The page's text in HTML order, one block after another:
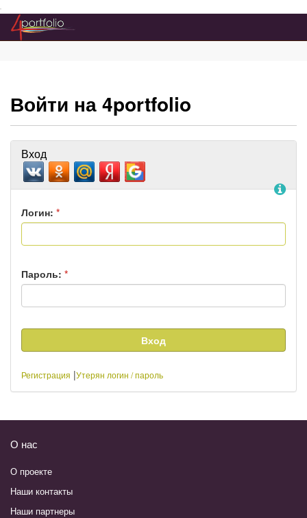
Преейти на главное меню
Войти на 4portfolio
Вход
Логин: *
Пароль: *
Регистрация |Утерян логин / пароль
О нас
О проекте
Наши контакты
Наши партнеры